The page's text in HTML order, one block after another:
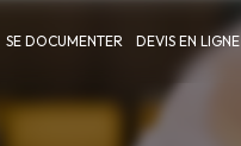
SE DOCUMENTER DEVIS EN LIGNE